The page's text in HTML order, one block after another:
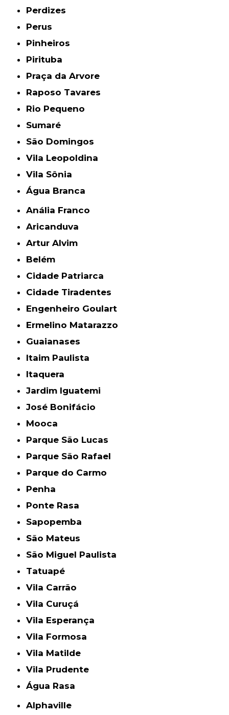
Perdizes
Perus
Pinheiros
Pirituba
Praça da Arvore
Raposo Tavares
Rio Pequeno
Sumaré
São Domingos
Vila Leopoldina
Vila Sônia
Água Branca
Anália Franco
Aricanduva
Artur Alvim
Belém
Cidade Patriarca
Cidade Tiradentes
Engenheiro Goulart
Ermelino Matarazzo
Guaianases
Itaim Paulista
Itaquera
Jardim Iguatemi
José Bonifácio
Mooca
Parque São Lucas
Parque São Rafael
Parque do Carmo
Penha
Ponte Rasa
Sapopemba
São Mateus
São Miguel Paulista
Tatuapé
Vila Carrão
Vila Curuçá
Vila Esperança
Vila Formosa
Vila Matilde
Vila Prudente
Água Rasa
Alphaville